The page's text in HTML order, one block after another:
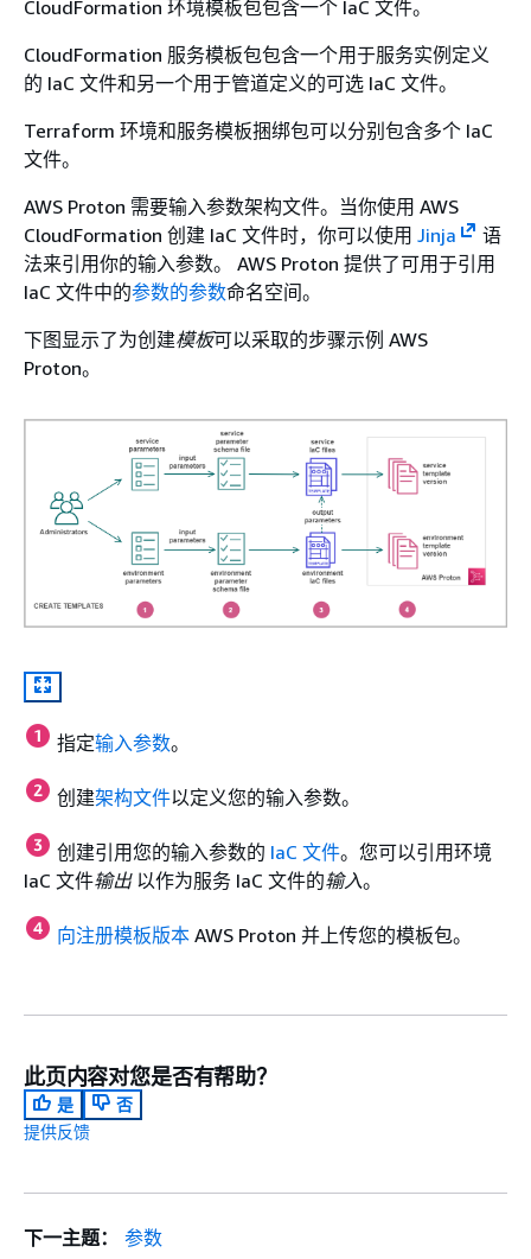
CloudFormation 环境模板包包含一个 IaC 文件。
CloudFormation 服务模板包包含一个用于服务实例定义
的 IaC 文件和另一个用于管道定义的可选 IaC 文件。
Terraform 环境和服务模板捆绑包可以分别包含多个 IaC
文件。
AWS Proton 需要输入参数架构文件。当你使用 AWS
CloudFormation 创建 IaC 文件时，你可以使用 Jinja
语
法来引用你的输入参数。 AWS Proton 提供了可用于引用
IaC 文件中的参数的参数命名空间。
下图显示了为创建模板可以采取的步骤示例 AWS
Proton。
指定输入参数。
创建架构文件以定义您的输入参数。
创建引用您的输入参数的 IaC 文件。您可以引用环境
IaC 文件输出以作为服务 IaC 文件的输入。
向注册模板版本 AWS Proton 并上传您的模板包。
此页内容对您是否有帮助？
是
否
提供反馈
下一主题：
参数